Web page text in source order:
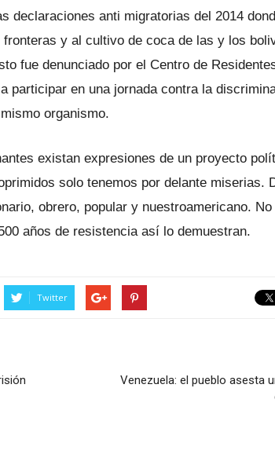
declaraciones anti migratorias del 2014
y al cultivo de coca de las y los
fue denunciado por el Centro de
participar en una jornada contra la
organismo.
existan expresiones de un proyecto
solo tenemos por delante miserias.
obrero, popular y nuestroamericano. No
años de resistencia así lo demuestran.
Twitter
Venezuela: el pueblo asesta